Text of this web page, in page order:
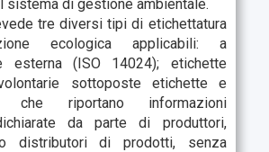
sistema di gestione ambientale.
tre diversi tipi di etichettatura
ecologica applicabili: a
esterna (ISO 14024); etichette
sottoposte etichette e
che riportano informazioni
da parte di produttori,
distributori di prodotti, senza